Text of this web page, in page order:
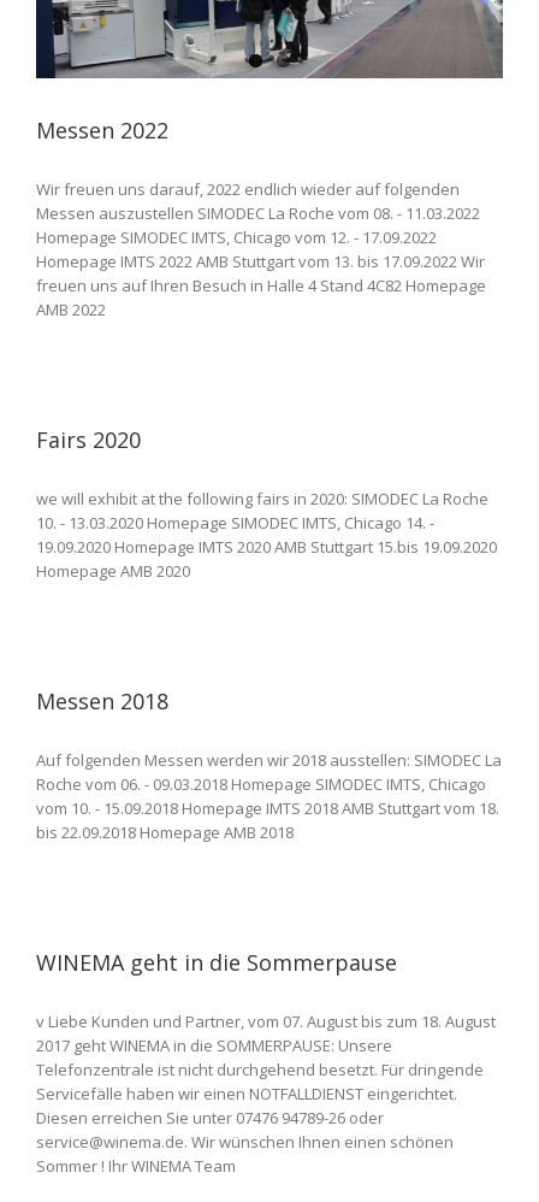
Messen 2022
Wir freuen uns darauf, 2022 endlich wieder auf folgenden
Messen auszustellen SIMODEC La Roche vom 08. - 11.03.2022
Homepage SIMODEC IMTS, Chicago vom 12. - 17.09.2022
Homepage IMTS 2022 AMB Stuttgart vom 13. bis 17.09.2022 Wir
freuen uns auf Ihren Besuch in Halle 4 Stand 4C82 Homepage
AMB 2022
Fairs 2020
we will exhibit at the following fairs in 2020: SIMODEC La Roche
10. - 13.03.2020 Homepage SIMODEC IMTS, Chicago 14. -
19.09.2020 Homepage IMTS 2020 AMB Stuttgart 15.bis 19.09.2020
Homepage AMB 2020
Messen 2018
Auf folgenden Messen werden wir 2018 ausstellen: SIMODEC La
Roche vom 06. - 09.03.2018 Homepage SIMODEC IMTS, Chicago
vom 10. - 15.09.2018 Homepage IMTS 2018 AMB Stuttgart vom 18.
bis 22.09.2018 Homepage AMB 2018
WINEMA geht in die Sommerpause
v Liebe Kunden und Partner, vom 07. August bis zum 18. August
2017 geht WINEMA in die SOMMERPAUSE: Unsere
Telefonzentrale ist nicht durchgehend besetzt. Für dringende
Servicefälle haben wir einen NOTFALLDIENST eingerichtet.
Diesen erreichen Sie unter 07476 94789-26 oder
service@winema.de. Wir wünschen Ihnen einen schönen
Sommer ! Ihr WINEMA Team